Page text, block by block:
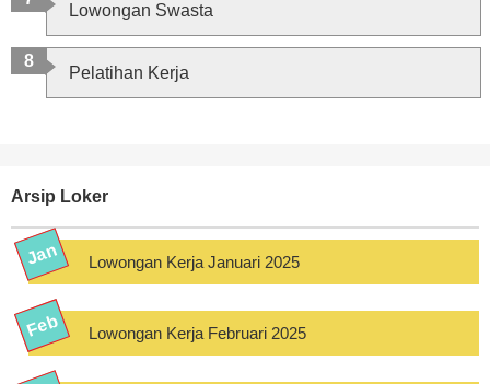
Lowongan Swasta
Pelatihan Kerja
Arsip Loker
Lowongan Kerja Januari 2025
Lowongan Kerja Februari 2025